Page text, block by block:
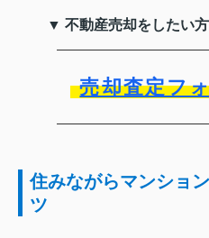
▼ 不動産売却をしたい
売却査定フ
住みながらマンショ
ツ